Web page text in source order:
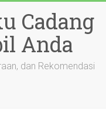
Cadang
Anda
dan Rekomendasi